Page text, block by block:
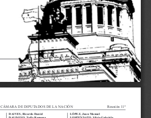
CÁMARA DE DIPUTADOS DE LA NACIÓN Reunión 11ª
DAIVES, Ricardo Daniel
DALDOVO, Nelly Ramona
LÓPEZ, Juan Manuel
LOSPENNATO, Silvia Gabriela